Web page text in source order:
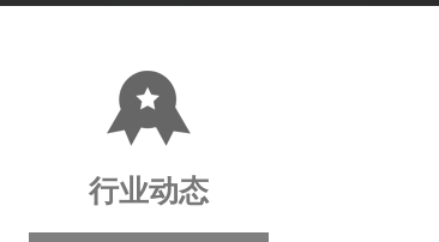
行业动态